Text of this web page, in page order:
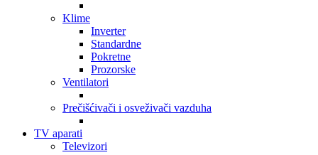
Klime
Inverter
Standardne
Pokretne
Prozorske
Ventilatori
Prečišćivači i osveživači vazduha
TV aparati
Televizori